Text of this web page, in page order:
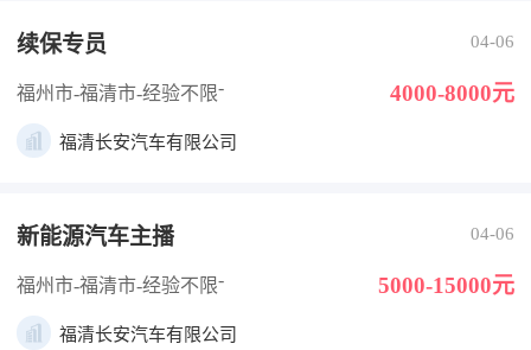
续保专员 04-06
福州市-福清市-经验不限- 4000-8000元
福清长安汽车有限公司
新能源汽车主播 04-06
福州市-福清市-经验不限- 5000-15000元
福清长安汽车有限公司